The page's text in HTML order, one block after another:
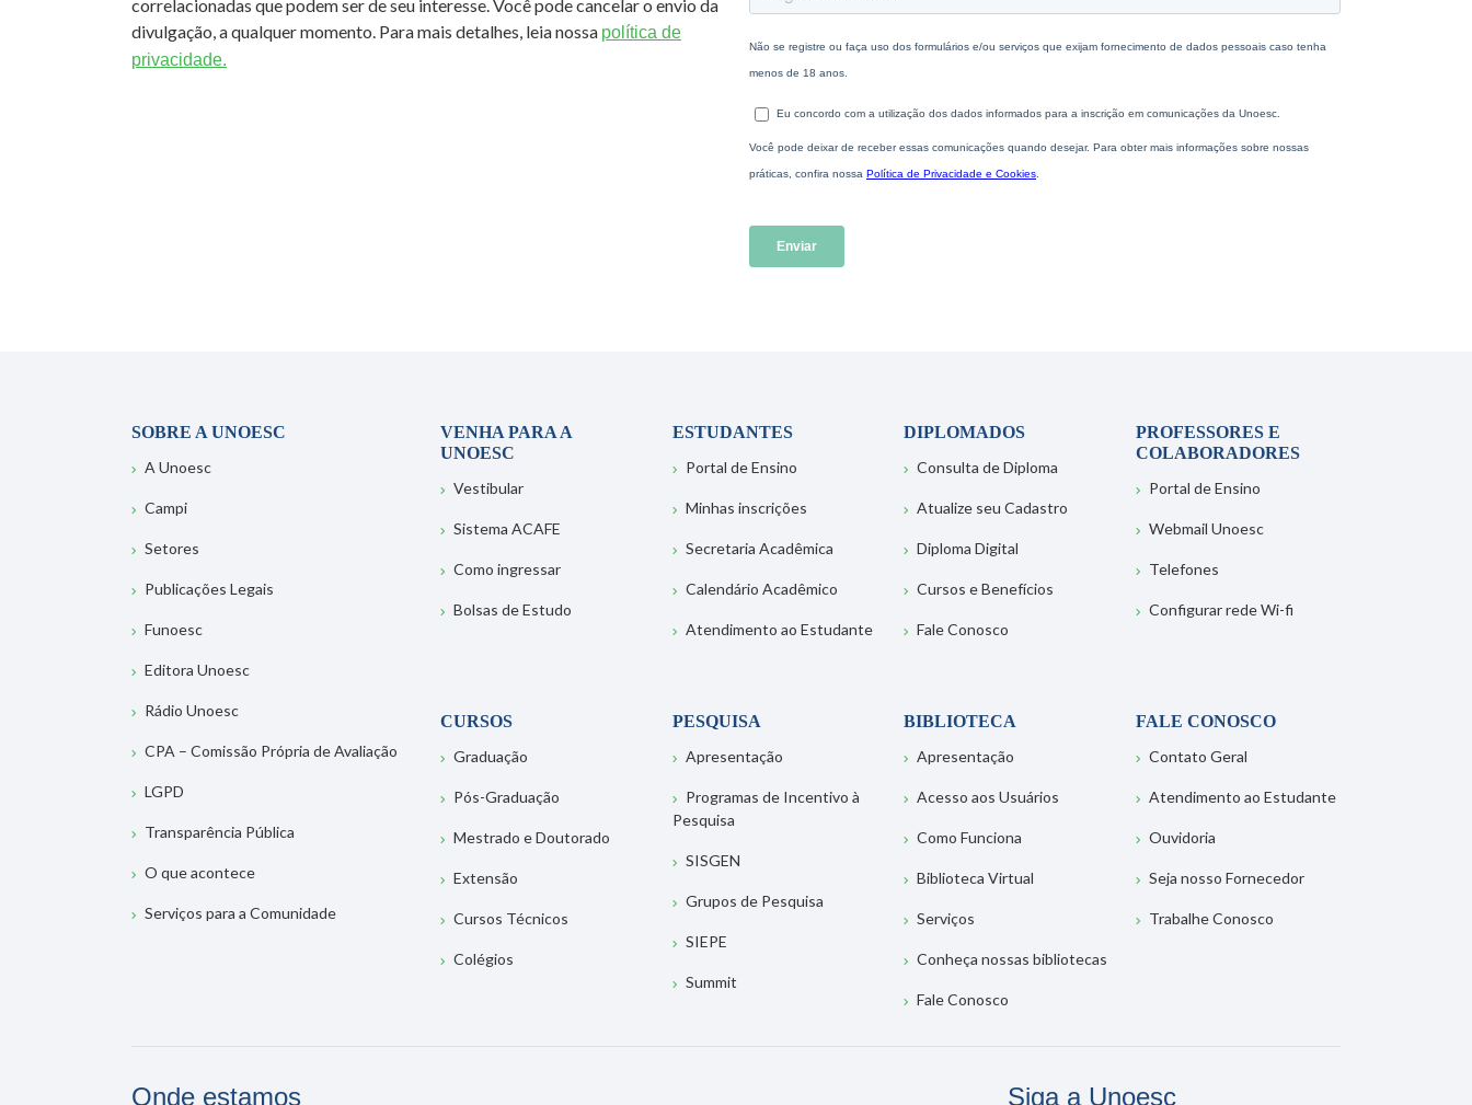
correlacionadas que podem ser de seu interesse. Você pode cancelar o envio da
divulgação, a qualquer momento. Para mais detalhes, leia nossa política de
privacidade.
SOBRE A UNOESC
A Unoesc
Campi
Setores
Publicações Legais
Funoesc
Editora Unoesc
Rádio Unoesc
CPA – Comissão Própria de Avaliação
LGPD
Transparência Pública
O que acontece
Serviços para a Comunidade
VENHA PARA A
UNOESC
Vestibular
Sistema ACAFE
Como ingressar
Bolsas de Estudo
ESTUDANTES
Portal de Ensino
Minhas inscrições
Secretaria Acadêmica
Calendário Acadêmico
Atendimento ao Estudante
DIPLOMADOS
Consulta de Diploma
Atualize seu Cadastro
Diploma Digital
Cursos e Benefícios
Fale Conosco
PROFESSORES E
COLABORADORES
Portal de Ensino
Webmail Unoesc
Telefones
Configurar rede Wi-fi
CURSOS
Graduação
Pós-Graduação
Mestrado e Doutorado
Extensão
Cursos Técnicos
Colégios
PESQUISA
Apresentação
Programas de Incentivo à
Pesquisa
SISGEN
Grupos de Pesquisa
SIEPE
Summit
BIBLIOTECA
Apresentação
Acesso aos Usuários
Como Funciona
Biblioteca Virtual
Serviços
Conheça nossas bibliotecas
Fale Conosco
FALE CONOSCO
Contato Geral
Atendimento ao Estudante
Ouvidoria
Seja nosso Fornecedor
Trabalhe Conosco
Onde estamos Siga a Unoesc